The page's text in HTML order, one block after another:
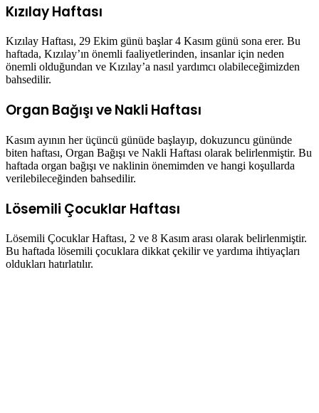
Kızılay Haftası
Kızılay Haftası, 29 Ekim günü başlar 4 Kasım günü sona erer. Bu
haftada, Kızılay’ın önemli faaliyetlerinden, insanlar için neden
önemli olduğundan ve Kızılay’a nasıl yardımcı olabileceğimizden
bahsedilir.
Organ Bağışı ve Nakli Haftası
Kasım ayının her üçüncü günüde başlayıp, dokuzuncu gününde
biten haftası, Organ Bağışı ve Nakli Haftası olarak belirlenmiştir. Bu
haftada organ bağışı ve naklinin önemimden ve hangi koşullarda
verilebileceğinden bahsedilir.
Lösemili Çocuklar Haftası
Lösemili Çocuklar Haftası, 2 ve 8 Kasım arası olarak belirlenmiştir.
Bu haftada lösemili çocuklara dikkat çekilir ve yardıma ihtiyaçları
oldukları hatırlatılır.